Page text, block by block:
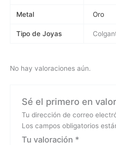
Metal Oro
Tipo de Joyas
No hay valoraciones aún.
Sé el primero en
Tu dirección de correo
Los campos obligatorios
Tu valoración *